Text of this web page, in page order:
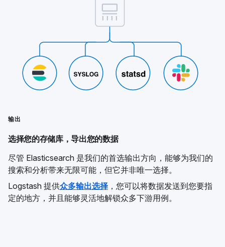
输出
选择您的存储库，导出您的数据
尽管 Elasticsearch 是我们的首选输出方向，能够为我们的
搜索和分析带来无限可能，但它并非唯一选择。
Logstash 提供众多输出选择 ，您可以将数据发送到您要指
定的地方，并且能够灵活地解锁众多下游用例。